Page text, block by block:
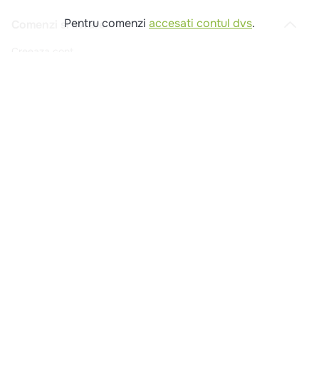
Pentru comenzi accesati contul dvs.
Comenzi si livrare